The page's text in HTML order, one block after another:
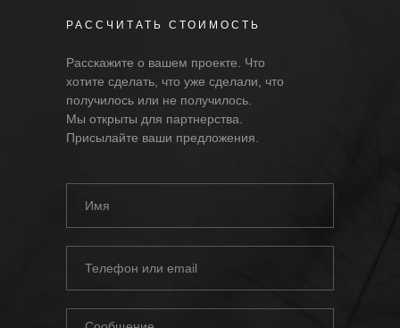
РАССЧИТАТЬ СТОИМОСТЬ
Расскажите о вашем проекте. Что
хотите сделать, что уже сделали, что
получилось или не получилось.
Мы открыты для партнерства.
Присылайте ваши предложения.